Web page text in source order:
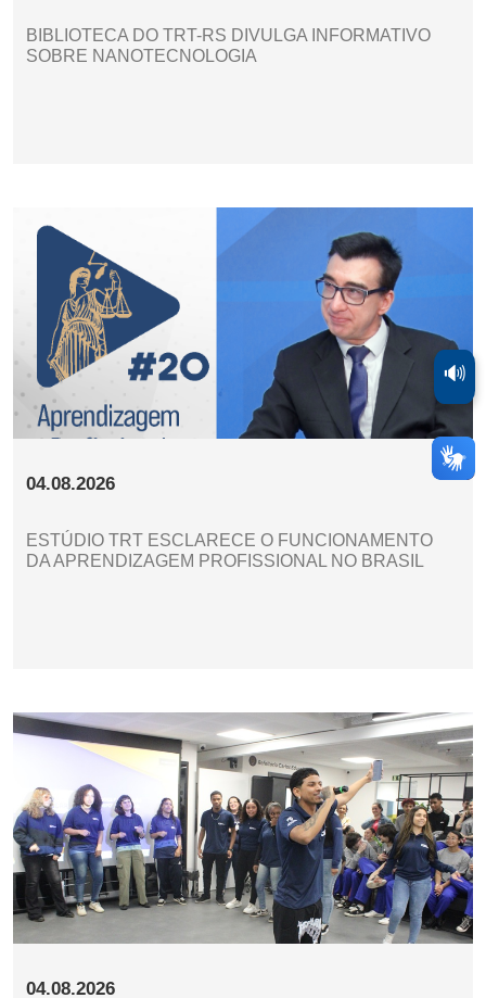
BIBLIOTECA DO TRT-RS DIVULGA INFORMATIVO
SOBRE NANOTECNOLOGIA
04.08.2026
ESTÚDIO TRT ESCLARECE O FUNCIONAMENTO
DA APRENDIZAGEM PROFISSIONAL NO BRASIL
04.08.2026
🔊